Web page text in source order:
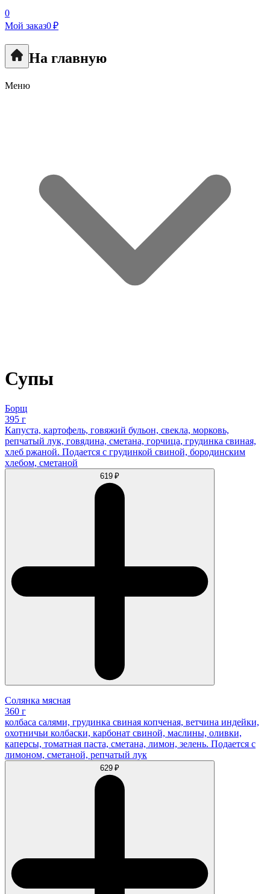
0
Мой заказ0 ₽
На главную
Меню
Супы
Борщ
395 г
Капуста, картофель, говяжий бульон, свекла, морковь,
репчатый лук, говядина, сметана, горчица, грудинка свиная,
хлеб ржаной. Подается с грудинкой cвинoй, бородинским
хлебом, сметаной
619 ₽
Солянка мясная
360 г
колбаса салями, грудинка свиная копченая, ветчина индейки,
охотничьи колбаски, карбонат свиной, маслины, оливки,
каперсы, томатная паста, сметана, лимон, зелень. Подается с
лимоном, сметаной, репчатый лук
629 ₽